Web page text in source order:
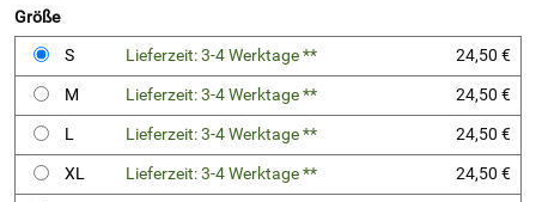
Größe
S
Lieferzeit: 3-4 Werktage **
24,50 €
M
Lieferzeit: 3-4 Werktage **
24,50 €
L
Lieferzeit: 3-4 Werktage **
24,50 €
XL
Lieferzeit: 3-4 Werktage **
24,50 €